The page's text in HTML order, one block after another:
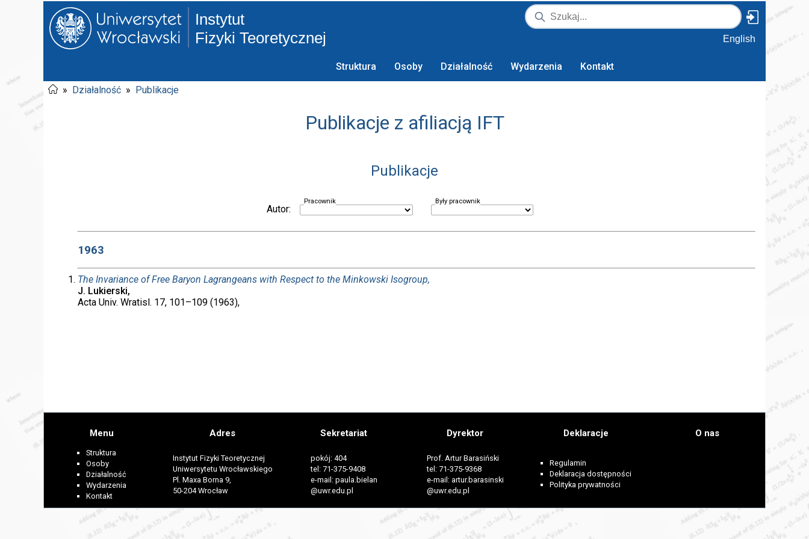
Instytut
Fizyki Teoretycznej
English
Struktura Osoby Działalność Wydarzenia Kontakt
» Działalność » Publikacje
Publikacje z afiliacją IFT
Publikacje
Autor:
Pracownik Były pracownik
1963
The Invariance of Free Baryon Lagrangeans with Respect to the Minkowski Isogroup,
J. Lukierski,
Acta Univ. Wratisl. 17, 101–109 (1963),
Menu
Struktura
Osoby
Działalność
Wydarzenia
Kontakt
Adres
Instytut Fizyki Teoretycznej
Uniwersytetu Wrocławskiego
Pl. Maxa Borna 9,
50-204 Wrocław
Sekretariat
pokój: 404
tel: 71-375-9408
e-mail: paula.bielan
@uwr.edu.pl
Dyrektor
Prof. Artur Barasiński
tel: 71-375-9368
e-mail: artur.barasinski
@uwr.edu.pl
Deklaracje
Regulamin
Deklaracja dostępności
Polityka prywatności
O nas